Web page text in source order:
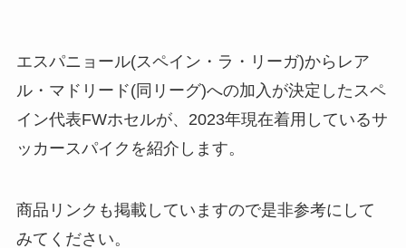
エスパニョール(スペイン・ラ・リーガ)からレア
ル・マドリード(同リーグ)への加入が決定したスペ
イン代表FWホセルが、2023年現在着用しているサ
ッカースパイクを紹介します。
商品リンクも掲載していますので是非参考にして
みてください。